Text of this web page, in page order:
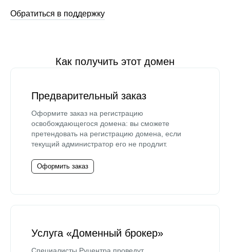
Обратиться в поддержку
Как получить этот домен
Предварительный заказ
Оформите заказ на регистрацию
освобождающегося домена: вы сможете
претендовать на регистрацию домена, если
текущий администратор его не продлит.
Оформить заказ
Услуга «Доменный брокер»